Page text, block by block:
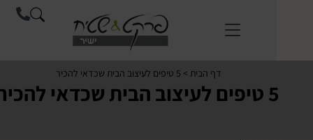
>5 טיפים לעיצוב הבית שכדאי להכיר